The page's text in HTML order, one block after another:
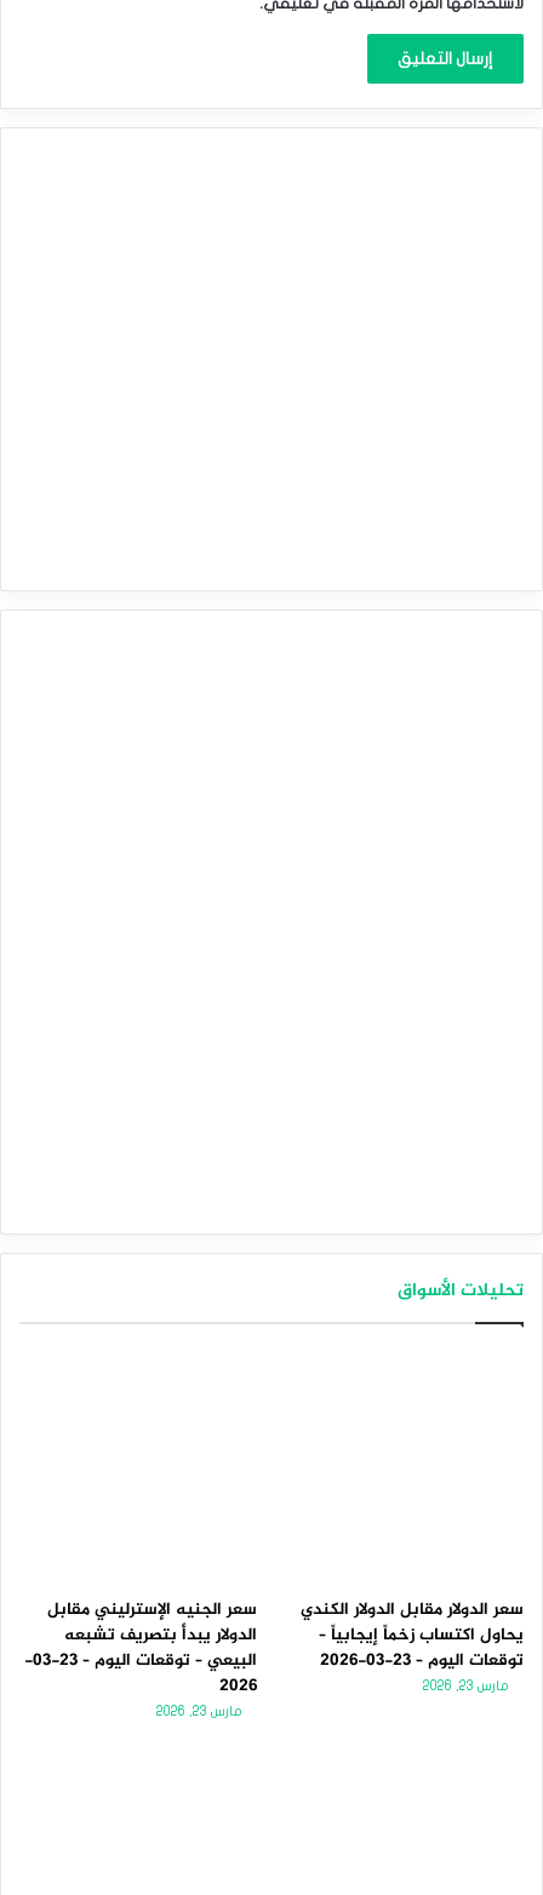
تحليلات الأسواق
سعر الدولار مقابل الدولار الكندي
يحاول اكتساب زخماً إيجابياً –
توقعات اليوم – 23-03-2026
مارس 23, 2026
سعر الجنيه الإسترليني مقابل
الدولار يبدأ بتصريف تشبعه
البيعي – توقعات اليوم – 23-03-
2026
مارس 23, 2026